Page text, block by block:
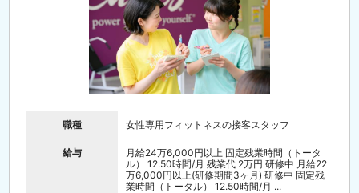
職種 女性専用フィットネスの接客スタッフ
給与
月給24万6,000円以上 固定残業時間（トータ
ル） 12.50時間/月 残業代 2万円 研修中 月給22
万6,000円以上(研修期間3ヶ月) 研修中 固定残
業時間（トータル） 12.50時間/月 ...